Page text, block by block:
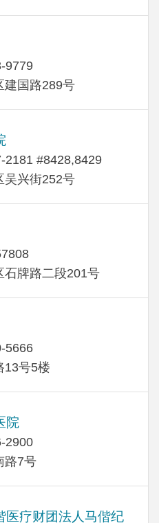
9779
建国路289号
2181 #8428,8429
吴兴街252号
石牌路二段201号
5666
13号5楼
院
2900
路7号
医疗财团法人马偕纪